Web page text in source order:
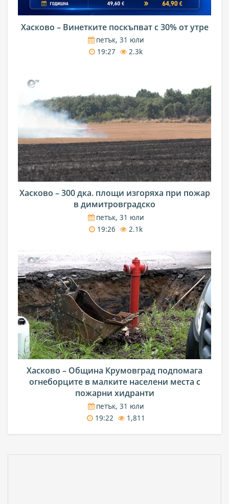
Хасково – Винетките поскъпват с 30% от утре
петък, 31 юли
19:27
2.3k
Хасково – 300 дка. площи изгоряха при пожар
в димитровградско
петък, 31 юли
19:26
2.1k
Хасково – Община Крумовград подпомага
огнеборците в малките населени места с
пожарни хидранти
петък, 31 юли
19:22
1,811